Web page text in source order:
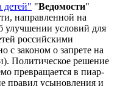
детей" "Ведомости"
направленной на
улучшении условий для
российскими
с законом о запрете на
Политическое решение
превращается в пиар-
усыновления и